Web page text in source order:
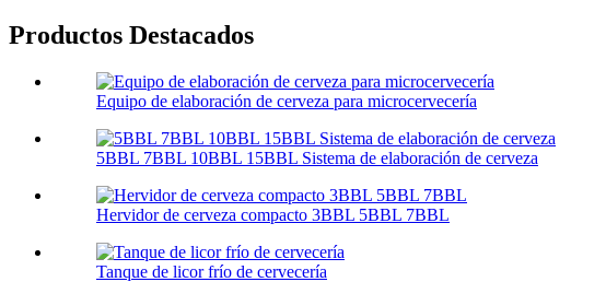
Productos Destacados
Equipo de elaboración de cerveza para microcervecería
5BBL 7BBL 10BBL 15BBL Sistema de elaboración de cerveza
Hervidor de cerveza compacto 3BBL 5BBL 7BBL
Tanque de licor frío de cervecería